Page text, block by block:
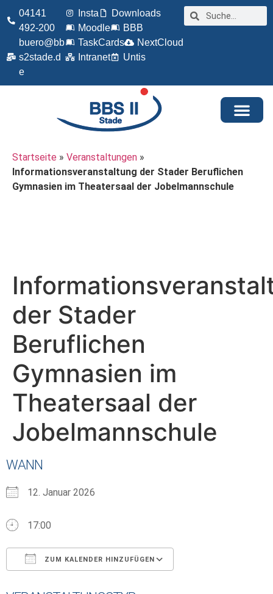
04141
492-200
buero@bb
s2stade.d
e
Insta
Downloads
Moodle
BBB
TaskCards
NextCloud
Intranet
Untis
Startseite » Veranstaltungen »
Informationsveranstaltung der Stader Beruflichen
Gymnasien im Theatersaal der Jobelmannschule
der Stader
Beruflichen
Gymnasien im
Theatersaal der
Jobelmannschule
WANN
12. Januar 2026
17:00
ZUM KALENDER HINZUFÜGEN